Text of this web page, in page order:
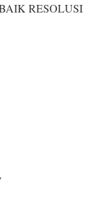
RESOLUSI